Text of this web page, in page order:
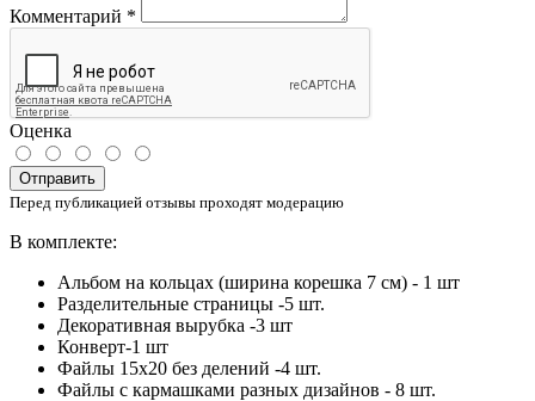
Комментарий *
Оценка
Отправить
Перед публикацией отзывы проходят модерацию
В комплекте:
Альбом на кольцах (ширина корешка 7 см) - 1 шт
Разделительные страницы -5 шт.
Декоративная вырубка -3 шт
Конверт-1 шт
Файлы 15х20 без делений -4 шт.
Файлы с кармашками разных дизайнов - 8 шт.